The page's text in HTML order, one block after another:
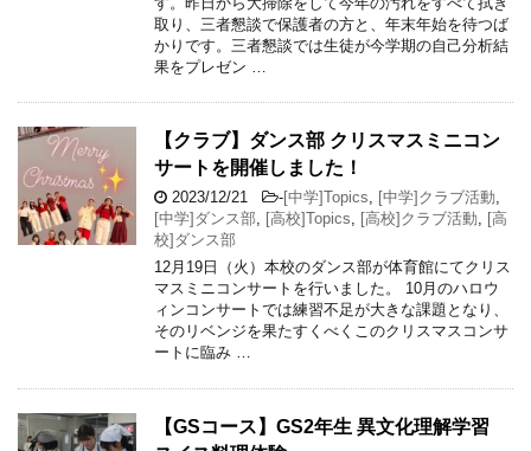
取り、三者懇談で保護者の方と、年末年始を待つば
かりです。三者懇談では生徒が今学期の自己分析結
果をプレゼン …
【クラブ】ダンス部 クリスマスミニコン
サートを開催しました！
2023/12/21 -[中学]Topics, [中学]クラブ活動,
[中学]ダンス部, [高校]Topics, [高校]クラブ活動, [高
校]ダンス部
12月19日（火）本校のダンス部が体育館にてクリス
マスミニコンサートを行いました。 10月のハロウ
ィンコンサートでは練習不足が大きな課題となり、
そのリベンジを果たすくべくこのクリスマスコンサ
ートに臨み …
【GSコース】GS2年生 異文化理解学習